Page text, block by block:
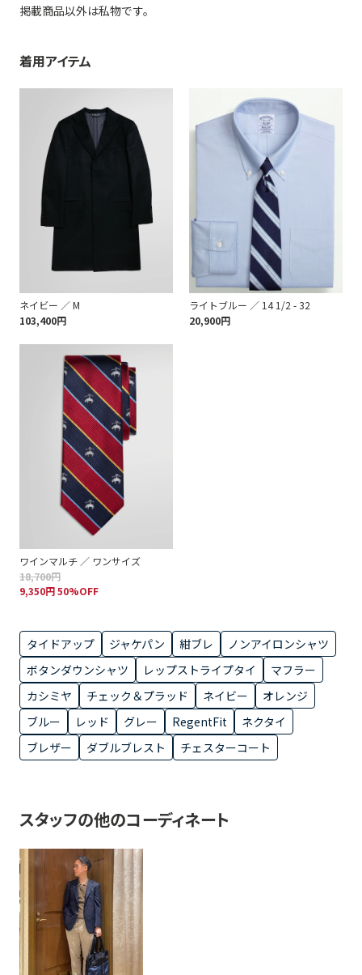
掲載商品以外は私物です。
着用アイテム
ネイビー ／ M
103,400円
ライトブルー ／ 14 1/2 - 32
20,900円
ワインマルチ ／ ワンサイズ
18,700円
9,350円 50%OFF
タイドアップ ジャケパン 紺ブレ
ノンアイロンシャツ
ボタンダウンシャツ
レップストライプタイ
マフラー
カシミヤ
チェック＆プラッド ネイビー
オレンジ
ブルー
レッド グレー RegentFit
ネクタイ
ブレザー
ダブルブレスト チェスターコート
スタッフの他のコーディネート